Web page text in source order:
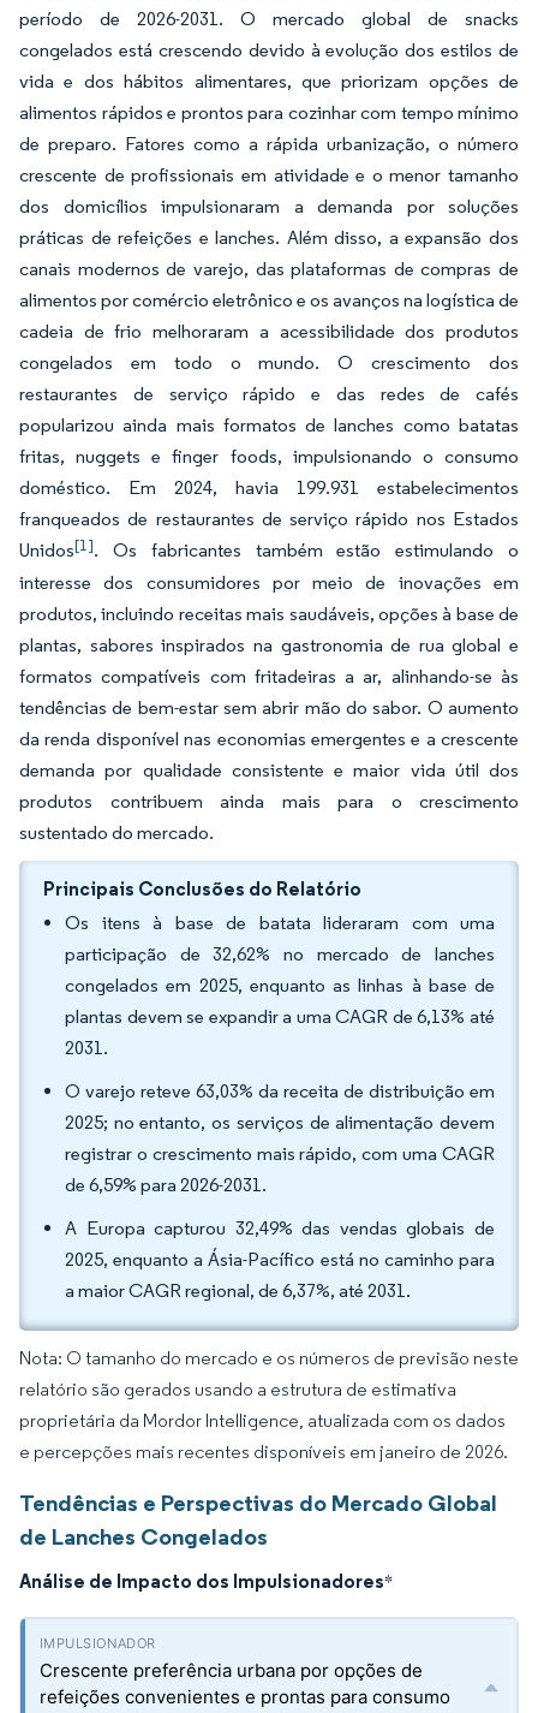
período de 2026-2031. O mercado global de snacks
congelados está crescendo devido à evolução dos estilos de
vida e dos hábitos alimentares, que priorizam opções de
alimentos rápidos e prontos para cozinhar com tempo mínimo
de preparo. Fatores como a rápida urbanização, o número
crescente de profissionais em atividade e o menor tamanho
dos domicílios impulsionaram a demanda por soluções
práticas de refeições e lanches. Além disso, a expansão dos
canais modernos de varejo, das plataformas de compras de
alimentos por comércio eletrônico e os avanços na logística de
cadeia de frio melhoraram a acessibilidade dos produtos
congelados em todo o mundo. O crescimento dos
restaurantes de serviço rápido e das redes de cafés
popularizou ainda mais formatos de lanches como batatas
fritas, nuggets e finger foods, impulsionando o consumo
doméstico. Em 2024, havia 199.931 estabelecimentos
franqueados de restaurantes de serviço rápido nos Estados
Unidos[1]. Os fabricantes também estão estimulando o
interesse dos consumidores por meio de inovações em
produtos, incluindo receitas mais saudáveis, opções à base de
plantas, sabores inspirados na gastronomia de rua global e
formatos compatíveis com fritadeiras a ar, alinhando-se às
tendências de bem-estar sem abrir mão do sabor. O aumento
da renda disponível nas economias emergentes e a crescente
demanda por qualidade consistente e maior vida útil dos
produtos contribuem ainda mais para o crescimento
sustentado do mercado.
Principais Conclusões do Relatório
Os itens à base de batata lideraram com uma
participação de 32,62% no mercado de lanches
congelados em 2025, enquanto as linhas à base de
plantas devem se expandir a uma CAGR de 6,13% até
2031.
O varejo reteve 63,03% da receita de distribuição em
2025; no entanto, os serviços de alimentação devem
registrar o crescimento mais rápido, com uma CAGR
de 6,59% para 2026-2031.
A Europa capturou 32,49% das vendas globais de
2025, enquanto a Ásia-Pacífico está no caminho para
a maior CAGR regional, de 6,37%, até 2031.
Nota: O tamanho do mercado e os números de previsão neste
relatório são gerados usando a estrutura de estimativa
proprietária da Mordor Intelligence, atualizada com os dados
e percepções mais recentes disponíveis em janeiro de 2026.
Tendências e Perspectivas do Mercado Global
de Lanches Congelados
Análise de Impacto dos Impulsionadores*
Crescente preferência urbana por opções de
refeições convenientes e prontas para consumo